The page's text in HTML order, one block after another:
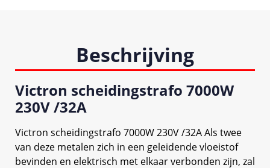
Beschrijving
Victron scheidingstrafo 7000W
230V /32A
Victron scheidingstrafo 7000W 230V /32A Als twee
van deze metalen zich in een geleidende vloeistof
bevinden en elektrisch met elkaar verbonden zijn, zal